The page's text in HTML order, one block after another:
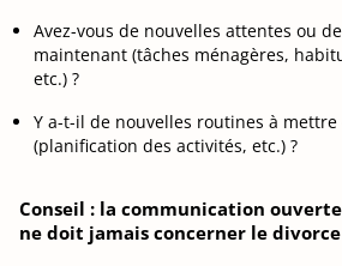
Avez-vous de nouvelles attentes ou
maintenant (tâches ménagères,
etc.) ?
Y a-t-il de nouvelles routines à mettre
(planification des activités, etc.) ?
Conseil : la communication
ne doit jamais concerner le